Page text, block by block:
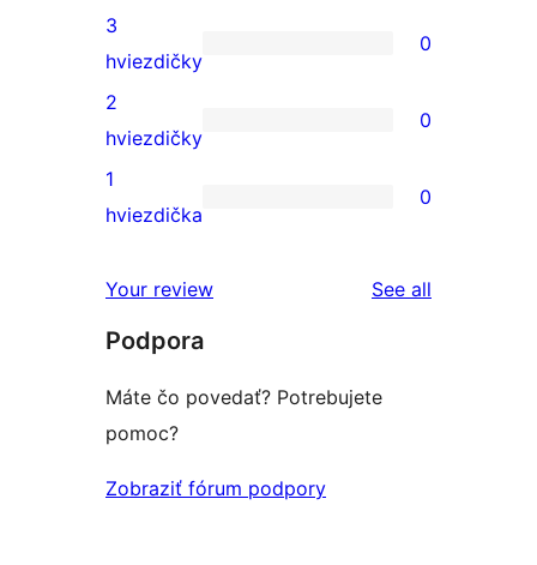
5-
hviezdičkovým
recenzií
s
4-
hviezdičkovým
0
recenzií
s
3-
hviezdičkovým
3
hviezdičky
0
0
recenzií
s
hviezdičkovým
2
hviezdičky
0
0
s
hviezdičkovým
hodnotením
1
hviezdička
0
Your review See all
Podpora
Máte čo povedať? Potrebujete
pomoc?
Zobraziť fórum podpory